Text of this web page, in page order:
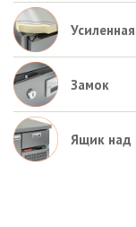
Замок
Ящик над